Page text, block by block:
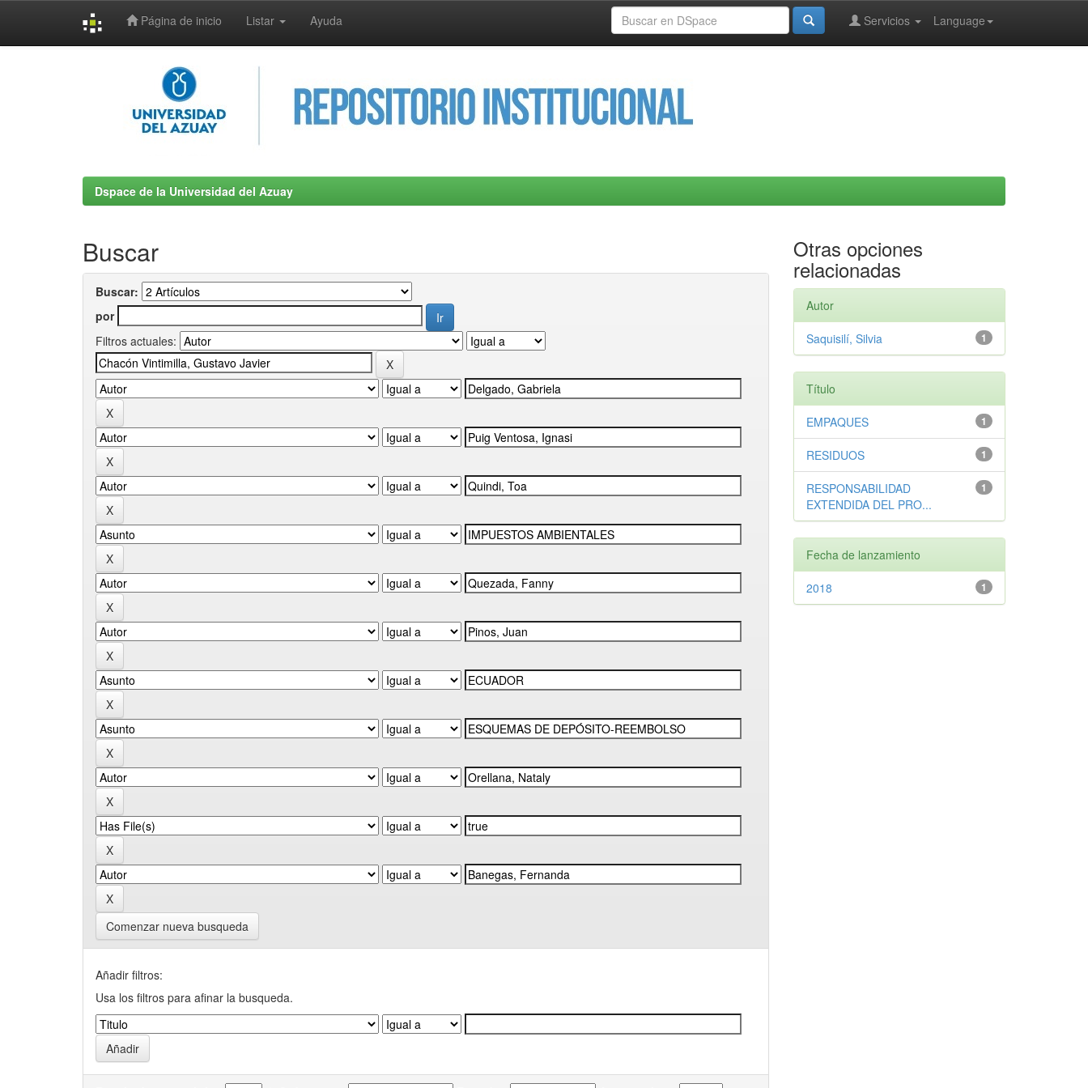
Página de inicio Listar Ayuda Language
Servicios
Dspace de la Universidad del Azuay
Buscar
Buscar:
por
Filtros actuales:
Comenzar nueva busqueda
Añadir filtros:
Usa los filtros para afinar la busqueda.
Otras opciones
relacionadas
Autor
1
Saquisilí, Silvia
Título
1
EMPAQUES
1
RESIDUOS
1
RESPONSABILIDAD
EXTENDIDA DEL PRO...
Fecha de lanzamiento
1
2018